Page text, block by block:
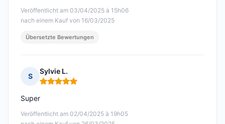
Veröffentlicht am 03/04/2025 à 15h06
nach einem Kauf von 16/03/2025
Übersetzte Bewertungen
S
Sylvie L.
Hinweis: 5 von 5
Veröffentlicht am 02/04/2025 à 19h05
Super